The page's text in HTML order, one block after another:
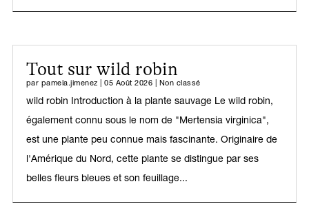
Tout sur wild robin
par pamela.jimenez |05 Août 2026 Non classé
wild robin Introduction à la plante sauvage Le wild robin,
également connu sous le nom de "Mertensia virginica",
est une plante peu connue mais fascinante. Originaire de
l'Amérique du Nord, cette plante se distingue par ses
belles fleurs bleues et son feuillage...